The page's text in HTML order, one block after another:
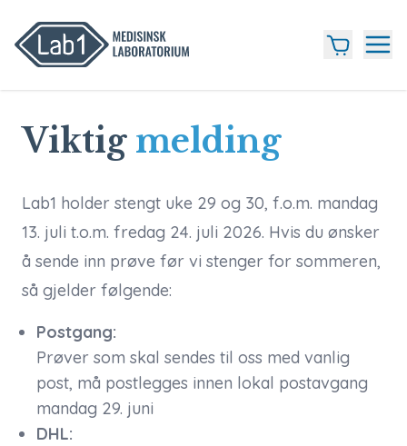
Viktig melding
Lab1 holder stengt uke 29 og 30, f.o.m. mandag
13. juli t.o.m. fredag 24. juli 2026. Hvis du ønsker
å sende inn prøve før vi stenger for sommeren,
så gjelder følgende:
Postgang:
Prøver som skal sendes til oss med vanlig
post, må postlegges innen lokal postavgang
mandag 29. juni
DHL: